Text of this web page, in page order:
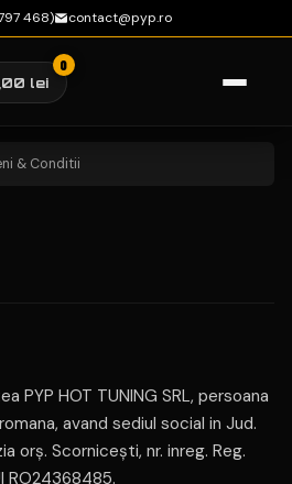
468) contact@pyp.ro
lei
& Conditii
PYP HOT TUNING SRL, persoana
avand sediul social in Jud.
orş. Scorniceşti, nr. inreg. Reg.
RO24368485.